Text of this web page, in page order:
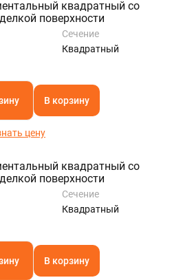
квадратный со
поверхности
Сечение
Квадратный
В корзину
цену
квадратный со
поверхности
Сечение
Квадратный
В корзину